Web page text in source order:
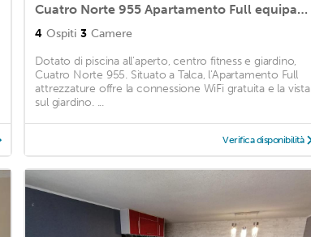
Cuatro Norte 955 Apartamento Full equipado
4 Ospiti 3 Camere
Dotato di piscina all'aperto, centro fitness e giardino,
Cuatro Norte 955. Situato a Talca, l'Apartamento Full
attrezzature offre la connessione WiFi gratuita e la vista
sul giardino. ...
Verifica disponibilità